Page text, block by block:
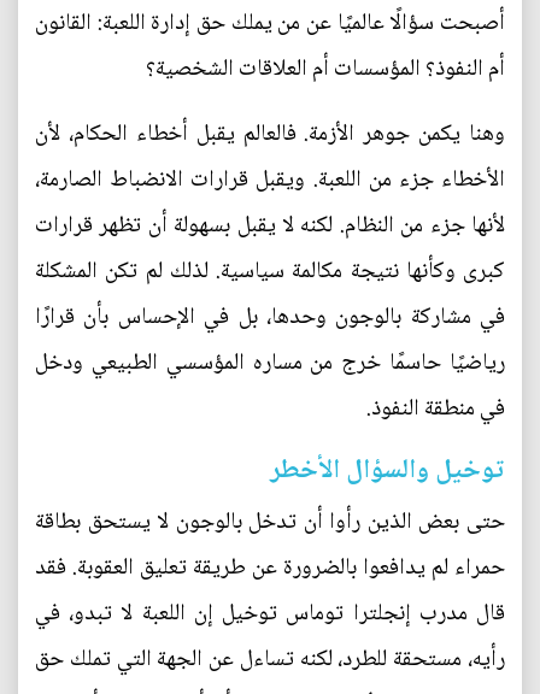
أصبحت سؤالًا عالميًا عن من يملك حق إدارة اللعبة: القانون
أم النفوذ؟ المؤسسات أم العلاقات الشخصية؟
وهنا يكمن جوهر الأزمة. فالعالم يقبل أخطاء الحكام، لأن
الأخطاء جزء من اللعبة. ويقبل قرارات الانضباط الصارمة،
لأنها جزء من النظام. لكنه لا يقبل بسهولة أن تظهر قرارات
كبرى وكأنها نتيجة مكالمة سياسية. لذلك لم تكن المشكلة
في مشاركة بالوجون وحدها، بل في الإحساس بأن قرارًا
رياضيًا حاسمًا خرج من مساره المؤسسي الطبيعي ودخل
في منطقة النفوذ.
توخيل والسؤال الأخطر
حتى بعض الذين رأوا أن تدخل بالوجون لا يستحق بطاقة
حمراء لم يدافعوا بالضرورة عن طريقة تعليق العقوبة. فقد
قال مدرب إنجلترا توماس توخيل إن اللعبة لا تبدو، في
رأيه، مستحقة للطرد، لكنه تساءل عن الجهة التي تملك حق